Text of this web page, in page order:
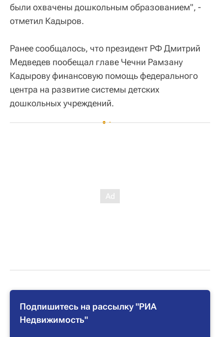
были охвачены дошкольным образованием", -
отметил Кадыров.
Ранее сообщалось, что президент РФ Дмитрий
Медведев пообещал главе Чечни Рамзану
Кадырову финансовую помощь федерального
центра на развитие системы детских
дошкольных учреждений.
Подпишитесь на рассылку "РИА
Недвижимость"